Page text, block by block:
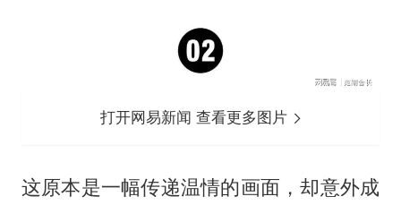
打开网易新闻 查看更多图片
这原本是一幅传递温情的画面，却意外成